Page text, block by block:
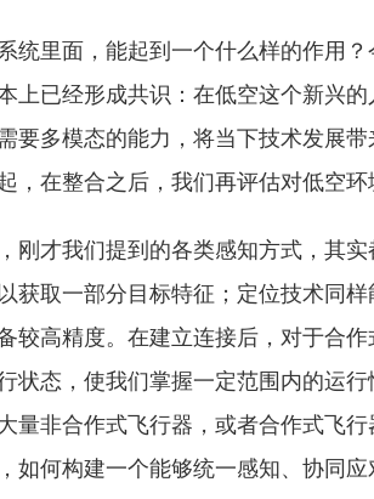
统里面，能起到一个什么样的作用
上已经形成共识：在低空这个新兴
要多模态的能力，将当下技术发展
，在整合之后，我们再评估对低空环
刚才我们提到的各类感知方式，其
获取一部分目标特征；定位技术同
较高精度。在建立连接后，对于合
状态，使我们掌握一定范围内的运
量非合作式飞行器，或者合作式飞
如何构建一个能够统一感知、协同